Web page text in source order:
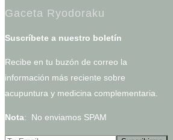
Gaceta Ryodoraku
Suscríbete a nuestro boletín
Recibe en tu buzón de correo la
información más reciente sobre
acupuntura y medicina complementaria.
Nota: No enviamos SPAM